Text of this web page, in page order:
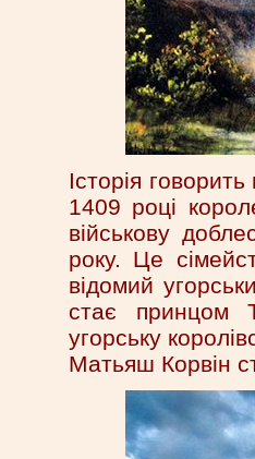
Історія
1409 році
військову
року. Це
відомий
стає принцом
угорську
Матьяш Корвін